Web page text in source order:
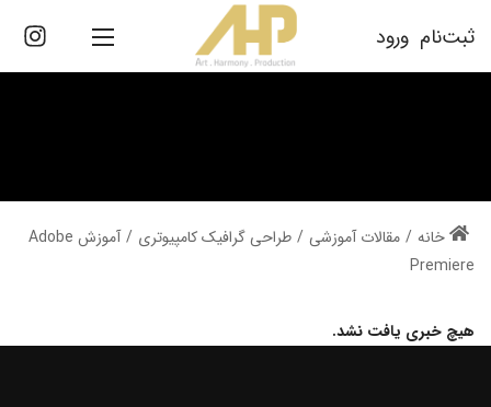
ثبت‌نام ورود
/ مقالات آموزشی / طراحی گرافیک کامپیوتری /
آموزش Adobe
Premiere
هیچ خبری یافت نشد.